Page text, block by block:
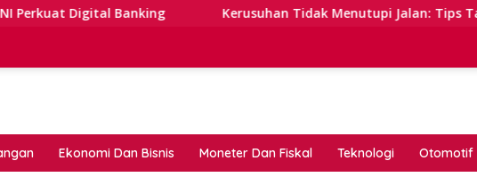
Banking Kerusuhan Tidak Menutupi Jalan: Tips Tanggap yang
Ekonomi Dan Bisnis Moneter Dan Fiskal Teknologi Otomotif